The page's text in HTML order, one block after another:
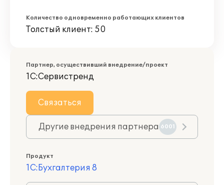
Количество одновременно работающих клиентов
Толстый клиент: 50
Партнер, осуществивший внедрение/проект
1С:Сервистренд
Связаться
Другие внедрения партнера 6001
Продукт
1С:Бухгалтерия 8